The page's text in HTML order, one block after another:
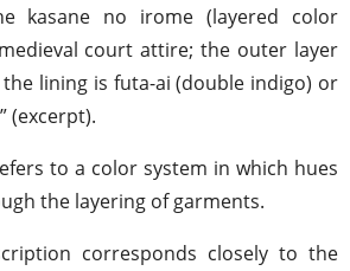
kasane no irome (layered color
court attire; the outer layer
the lining is futa-ai (double indigo) or
(excerpt).
to a color system in which hues
the layering of garments.
corresponds closely to the